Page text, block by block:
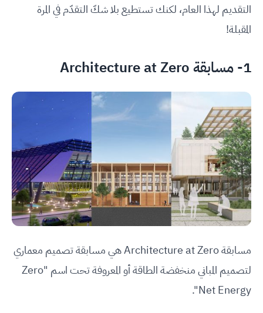
التقديم لهذا العام، لكنك تستطيع بلا شكّ التقدّم في المرة
المقبلة!
1- مسابقة Architecture at Zero
مسابقة Architecture at Zero هي مسابقة تصميم معماري
لتصميم المباني منخفضة الطاقة أو المعروفة تحت اسم "Zero
Net Energy".